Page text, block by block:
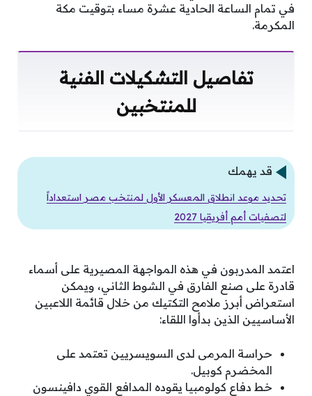
في تمام الساعة الحادية عشرة مساء بتوقيت مكة
المكرمة.
تفاصيل التشكيلات الفنية
للمنتخبين
قد يهمك
تحديد موعد انطلاق المعسكر الأول لمنتخب مصر استعداداً
لتصفيات أمم أفريقيا 2027
اعتمد المدربون في هذه المواجهة المصيرية على أسماء
قادرة على صنع الفارق في الشوط الثاني، ويمكن
استعراض أبرز ملامح التكتيك من خلال قائمة اللاعبين
الأساسيين الذين بدأوا اللقاء:
حراسة المرمى لدى السويسريين تعتمد على
المخضرم كوبيل.
خط دفاع كولومبيا يقوده المدافع القوي دافينسون